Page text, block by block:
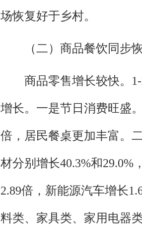
场恢复好于乡村。
（二）商品餐饮同步
商品零售增长较快。
增长。一是节日消费旺盛
倍，居民餐桌更加丰富。
材分别增长40.3%和
2.89倍，新能源汽车增长
料类、家具类、家用电器